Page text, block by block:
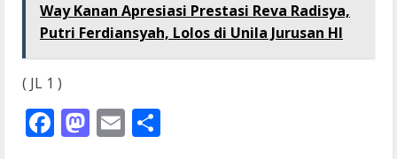
Way Kanan Apresiasi Prestasi Reva Radisya,
Putri Ferdiansyah, Lolos di Unila Jurusan HI
( JL 1 )
Facebook
Mastodon
Email